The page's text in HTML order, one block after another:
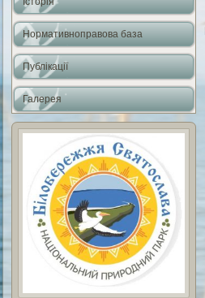
Нормативноправова база
Публікації
Галерея